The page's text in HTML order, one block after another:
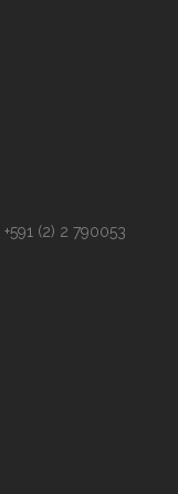
+591 (2) 2 790053